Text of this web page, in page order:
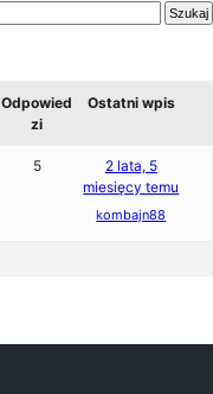
Odpowied
zi
Ostatni wpis
5
2 lata, 5
miesięcy temu
kombajn88